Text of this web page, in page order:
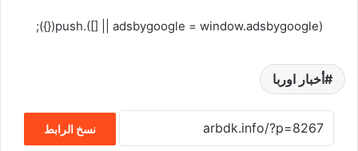
(adsbygoogle = window.adsbygoogle || []).push({});
أخبار اوربا
نسخ الرابط